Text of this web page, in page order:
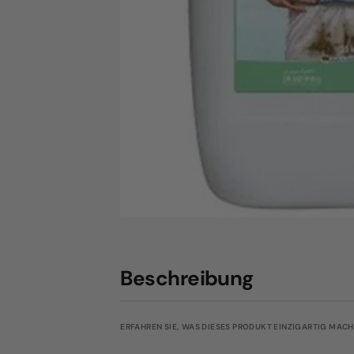
Beschreibung
ERFAHREN SIE, WAS DIESES PRODUKT EINZIGARTIG